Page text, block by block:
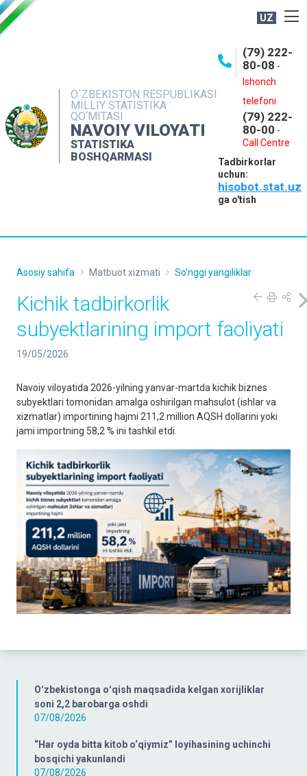
UZ
O`ZBEKISTON RESPUBLIKASI
MILLIY STATISTIKA
QO‘MITASI
NAVOIY VILOYATI
STATISTIKA
BOSHQARMASI
(79) 222-
80-08 -
Ishonch
telefoni
(79) 222-
80-00 -
Call Centre
Tadbirkorlar
uchun:
hisobot.stat.uz
ga o'tish
OCHIQ MA'LUMOTLAR
INTERAKTIV XIZMATLAR
MUROJAATLAR
Oʻzbekistonga oʻqish maqsadida kelgan xorijliklar
soni 2,2 barobarga oshdi
07/08/2026
“Har oyda bitta kitob o‘qiymiz” loyihasining uchinchi
bosqichi yakunlandi
07/08/2026
Asosiy sahifa Matbuot xizmati So'nggi yangiliklar
Kichik tadbirkorlik
subyektlarining import faoliyati
19/05/2026
Navoiy viloyatida 2026-yilning yanvar-martda kichik biznes
subyektlari tomonidan amalga oshirilgan mahsulot (ishlar va
xizmatlar) importining hajmi 211,2 million AQSH dollarini yoki
jami importning 58,2 % ini tashkil etdi.